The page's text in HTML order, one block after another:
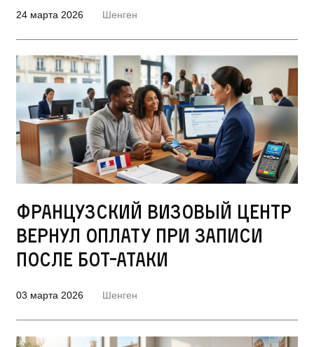
24 марта 2026 Шенген
Французский визовый центр
вернул оплату при записи
после бот-атаки
03 марта 2026 Шенген